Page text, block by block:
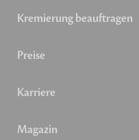
Kremierung beauftragen
Preise
Karriere
Magazin